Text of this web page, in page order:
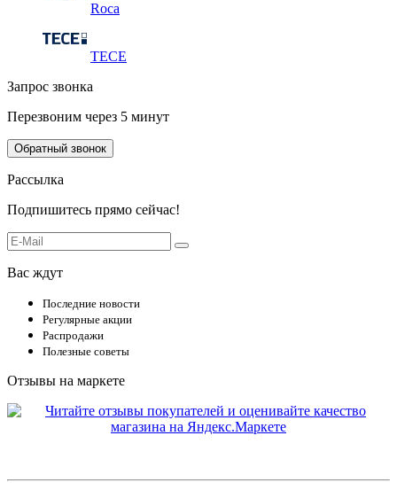
Roca
TECE
Запрос звонка
Перезвоним через 5 минут
Обратный звонок
Рассылка
Подпишитесь прямо сейчас!
Вас ждут
Последние новости
Регулярные акции
Распродажи
Полезные советы
Отзывы на маркете